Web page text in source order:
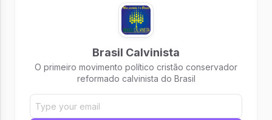
Brasil Calvinista
O primeiro movimento político cristão conservador
reformado calvinista do Brasil